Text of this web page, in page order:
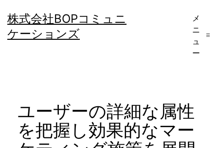
ン
テ
株式会社BOPコミュニ
ケーションズ
メ
ニ
ュ
ー
ユーザーの詳細な属性
を把握し効果的なマー